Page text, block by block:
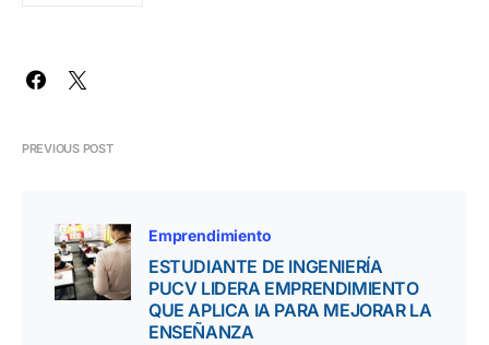
PREVIOUS POST
Emprendimiento
ESTUDIANTE DE INGENIERÍA
PUCV LIDERA EMPRENDIMIENTO
QUE APLICA IA PARA MEJORAR LA
ENSEÑANZA